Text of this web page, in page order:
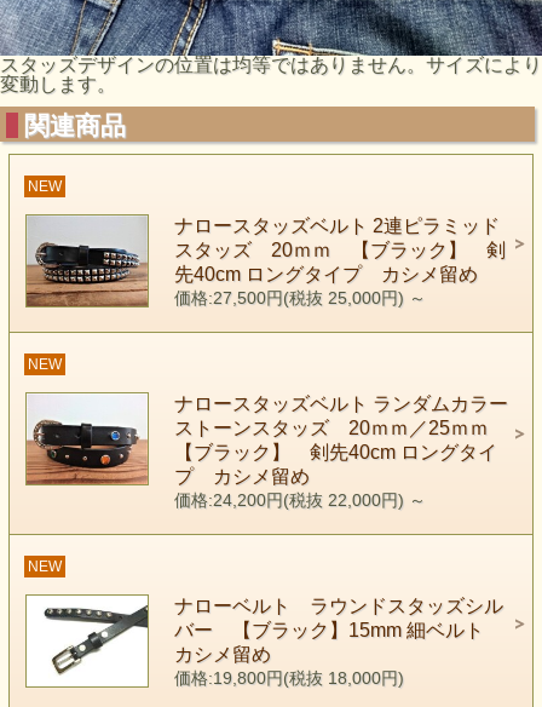
スタッズデザインの位置は均等ではありません。サイズにより
変動します。
関連商品
NEW
ナロースタッズベルト 2連ピラミッド
スタッズ 20ｍｍ 【ブラック】 剣
先40cm ロングタイプ カシメ留め
価格:27,500円(税抜 25,000円) ～
NEW
ナロースタッズベルト ランダムカラー
ストーンスタッズ 20ｍｍ／25ｍｍ
【ブラック】 剣先40cm ロングタイ
プ カシメ留め
価格:24,200円(税抜 22,000円) ～
NEW
ナローベルト ラウンドスタッズシル
バー 【ブラック】15mm 細ベルト
カシメ留め
価格:19,800円(税抜 18,000円)